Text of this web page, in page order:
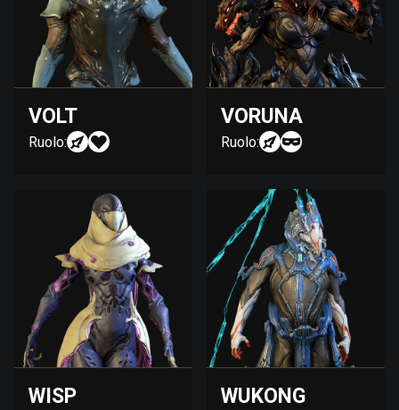
VOLT
Ruolo:
VORUNA
Ruolo:
WISP WUKONG